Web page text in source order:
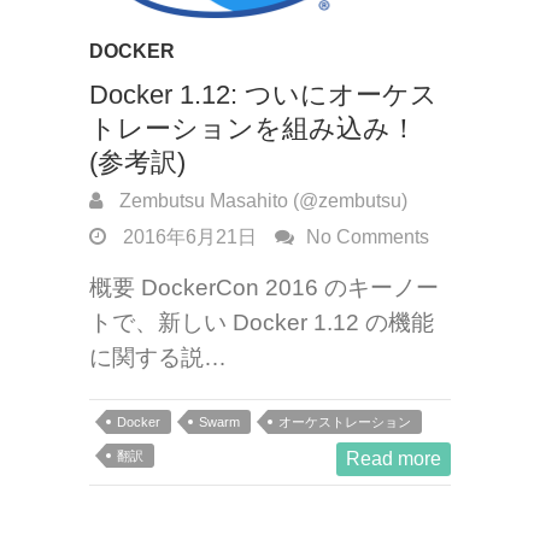
DOCKER
Docker 1.12: ついにオーケス
トレーションを組み込み！
(参考訳)
Zembutsu Masahito (@zembutsu)
2016年6月21日
No Comments
概要 DockerCon 2016 のキーノー
トで、新しい Docker 1.12 の機能
に関する説…
Docker Swarm オーケストレーション
翻訳 Read more